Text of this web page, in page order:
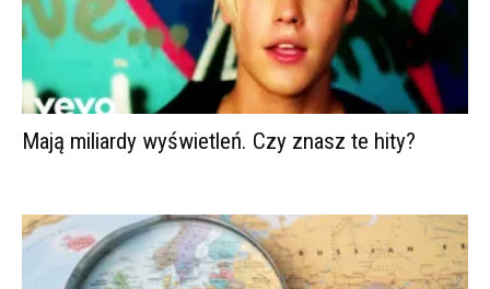
Mają miliardy wyświetleń. Czy znasz te hity?